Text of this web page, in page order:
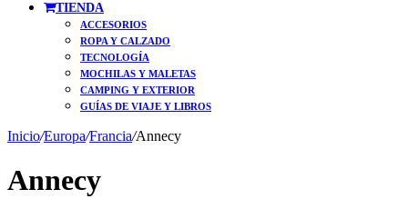
TIENDA
ACCESORIOS
ROPA Y CALZADO
TECNOLOGÍA
MOCHILAS Y MALETAS
CAMPING Y EXTERIOR
GUÍAS DE VIAJE Y LIBROS
Inicio/Europa/Francia/Annecy
Annecy